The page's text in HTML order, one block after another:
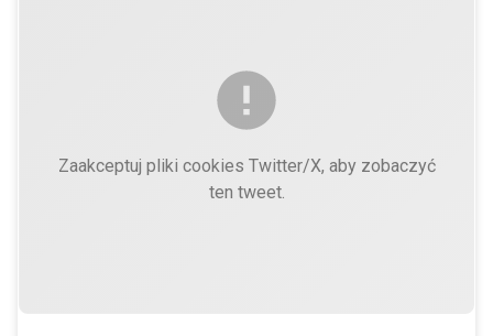
Zaakceptuj pliki cookies Twitter/X, aby zobaczyć
ten tweet.